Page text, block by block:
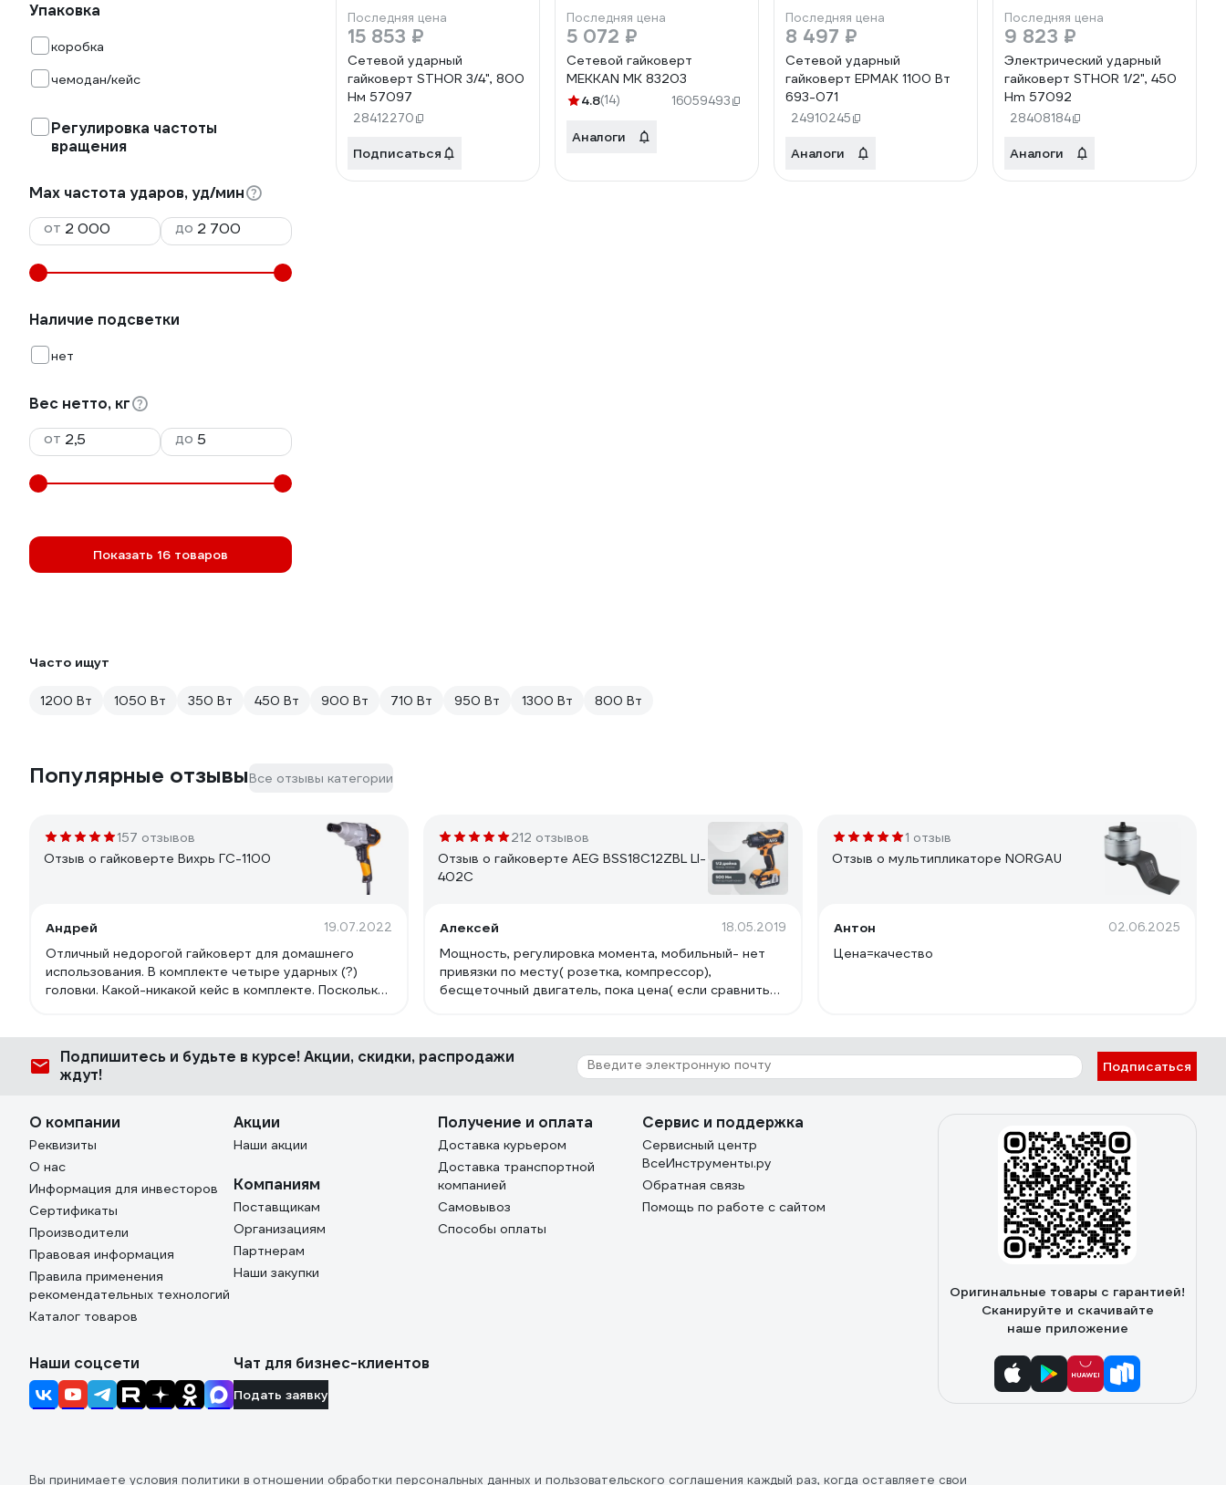
Упаковка
коробка
чемодан/кейс
Регулировка частоты
вращения
Мах частота ударов, уд/мин
от
до
Наличие подсветки
нет
Вес нетто, кг
от
до
Показать 16 товаров
Последняя цена
15 853 ₽
Сетевой ударный
гайковерт STHOR 3/4", 800
Нм 57097
28412270
Подписаться
Последняя цена
5 072 ₽
Сетевой гайковерт
MEKKAN MK 83203
4.8(14) 16059493
Аналоги
Последняя цена
8 497 ₽
Сетевой ударный
гайковерт ЕРМАК 1100 Вт
693-071
24910245
Аналоги
Последняя цена
9 823 ₽
Электрический ударный
гайковерт STHOR 1/2", 450
Нm 57092
28408184
Аналоги
Часто ищут
1200 Вт 1050 Вт 350 Вт 450 Вт 900 Вт 710 Вт 950 Вт 1300 Вт 800 Вт
Популярные отзывыВсе отзывы категории
157 отзывов
Отзыв о гайковерте Вихрь ГС-1100
Андрей 19.07.2022
Отличный недорогой гайковерт для домашнего
использования. В комплекте четыре ударных (?)
головки. Какой-никакой кейс в комплекте. Поскольку
212 отзывов
Отзыв о гайковерте AEG BSS18C12ZBL LI-
402C
Алексей 18.05.2019
Мощность, регулировка момента, мобильный- нет
привязки по месту( розетка, компрессор),
бесщеточный двигатель, пока цена( если сравнить
1 отзыв
Отзыв о мультипликаторе NORGAU
Антон 02.06.2025
Цена=качество
Подпишитесь и будьте в курсе! Акции, скидки, распродажи
ждут!
Подписаться
О компании
Реквизиты
О нас
Информация для инвесторов
Сертификаты
Производители
Правовая информация
Правила применения
рекомендательных технологий
Каталог товаров
Акции
Наши акции
Компаниям
Поставщикам
Организациям
Партнерам
Наши закупки
Получение и оплата
Доставка курьером
Доставка транспортной
компанией
Самовывоз
Способы оплаты
Сервис и поддержка
Сервисный центр
ВсеИнструменты.ру
Обратная связь
Помощь по работе с сайтом
Оригинальные товары с гарантией!
Сканируйте и скачивайте
наше приложение
Наши соцсети Чат для бизнес-клиентов
Подать заявку
Вы принимаете условия политики в отношении обработки персональных данных и пользовательского соглашения каждый раз, когда оставляете свои